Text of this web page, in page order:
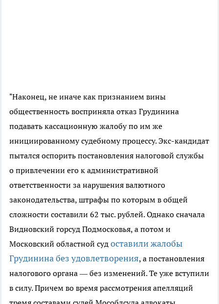
"Наконец, не иначе как признанием вины
общественность восприняла отказ Грудинина
подавать кассационную жалобу по им же
инициированному судебному процессу. Экс-кандидат
пытался оспорить постановления налоговой службы
о привлечении его к административной
ответственности за нарушения валютного
законодательства, штрафы по которым в общей
сложности составили 62 тыс. рублей. Однако сначала
Видновский горсуд Подмосковья, а потом и
Московский областной суд оставили жалобы
Грудинина без удовлетворения, а постановления
налогового органа — без изменений. Те уже вступили
в силу. Причем во время рассмотрения апелляций